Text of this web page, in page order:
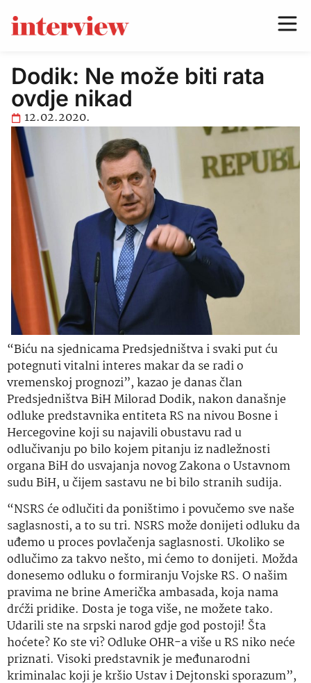
Dodik: Ne može biti rata
ovdje nikad
12.02.2020.
“Biću na sjednicama Predsjedništva i svaki put ću
potegnuti vitalni interes makar da se radi o
vremenskoj prognozi”, kazao je danas član
Predsjedništva BiH Milorad Dodik, nakon današnje
odluke predstavnika entiteta RS na nivou Bosne i
Hercegovine koji su najavili obustavu rad u
odlučivanju po bilo kojem pitanju iz nadležnosti
organa BiH do usvajanja novog Zakona o Ustavnom
sudu BiH, u čijem sastavu ne bi bilo stranih sudija.
“NSRS će odlučiti da poništimo i povučemo sve naše
saglasnosti, a to su tri. NSRS može donijeti odluku da
uđemo u proces povlačenja saglasnosti. Ukoliko se
odlučimo za takvo nešto, mi ćemo to donijeti. Možda
donesemo odluku o formiranju Vojske RS. O našim
pravima ne brine Američka ambasada, koja nama
drćži pridike. Dosta je toga više, ne možete tako.
Udarili ste na srpski narod gdje god postoji! Šta
hoćete? Ko ste vi? Odluke OHR-a više u RS niko neće
priznati. Visoki predstavnik je međunarodni
kriminalac koji je kršio Ustav i Dejtonski sporazum”,